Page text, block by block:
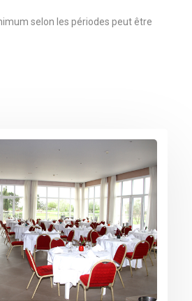
selon les périodes peut être